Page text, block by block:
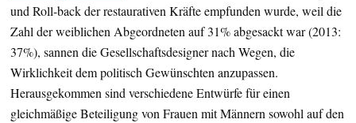
und Roll-back der restaurativen Kräfte empfunden wurde, weil die
Zahl der weiblichen Abgeordneten auf 31% abgesackt war (2013:
37%), sannen die Gesellschaftsdesigner nach Wegen, die
Wirklichkeit dem politisch Gewünschten anzupassen.
Herausgekommen sind verschiedene Entwürfe für einen
gleichmäßige Beteiligung von Frauen mit Männern sowohl auf den